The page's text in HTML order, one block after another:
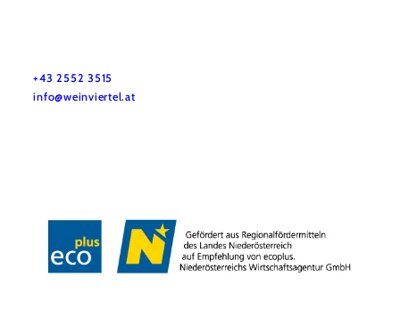
+43 2552 3515
info@weinviertel.at